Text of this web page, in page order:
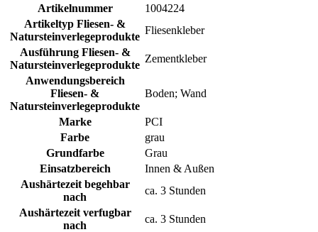
Artikelnummer
1004224
Artikeltyp Fliesen- &
Natursteinverlegeprodukte
Fliesenkleber
Ausführung Fliesen- &
Natursteinverlegeprodukte
Zementkleber
Anwendungsbereich
Fliesen- &
Natursteinverlegeprodukte
Boden; Wand
Marke
PCI
Farbe
grau
Grundfarbe
Grau
Einsatzbereich
Innen & Außen
Aushärtezeit begehbar
nach
ca. 3 Stunden
Aushärtezeit verfugbar
nach
ca. 3 Stunden